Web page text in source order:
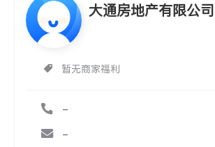
大通房地产有限公
暂无商家福利
-
-